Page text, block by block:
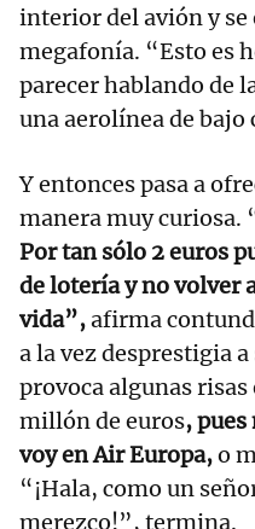
interior del avión y se
megafonía. “Esto es
parecer hablando de
una aerolínea de bajo
Y entonces pasa a
manera muy curiosa.
Por tan sólo 2 euros
de lotería y no volver
vida”,afirma
a la vez desprestigia
provoca algunas
millón de euros,
voy en Air Europa,o
“¡Hala, como un
merezco!”, termina.